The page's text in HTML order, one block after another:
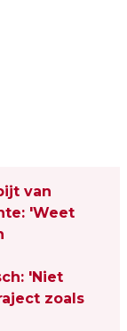
van
'Weet
'Niet
zoals